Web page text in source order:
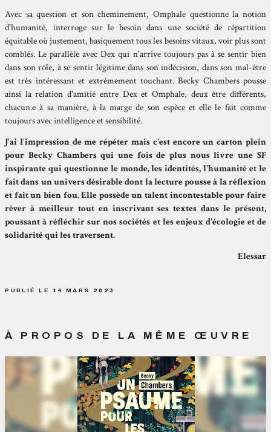
Avec sa question et son cheminement, Omphale questionne la notion
d'humanité, interroge sur le besoin dans une société de répartition
équitable où justement, basiquement tous les besoins vitaux, voir plus sont
comblés. Le parallèle avec Dex qui n'arrive toujours pas à se sentir bien
dans son rôle, à se sentir légitime dans son indécision, dans son mal-être
est très intéressant et extrêmement touchant. Becky Chambers pousse
ainsi la relation d'amitié entre Dex et Omphale, deux être différents,
chacun.e à sa manière, à la marge de son espèce et elle le fait comme
toujours avec intelligence et sensibilité.
J'ai l'impression de me répéter mais c'est encore un carton plein
pour Becky Chambers qui une fois de plus nous livre une SF
inspirante qui questionne le monde, les identités, l'humanité et le
fait dans un univers désirable dont la lecture pousse à la réflexion
et fait un bien fou. Elle possède un talent incontestable pour faire
rêver à meilleur tout en inscrivant ses textes dans le présent,
poussant à réfléchir sur nos sociétés et les enjeux d'écologie et de
solidarité qui les traversent.
Elessar
PUBLIÉ LE 14 MARS 2023
À PROPOS DE LA MÊME ŒUVRE